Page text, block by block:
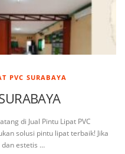
PVC SURABAYA
di Jual Pintu Lipat PVC
solusi pintu lipat terbaik! Jika
dan estetis …